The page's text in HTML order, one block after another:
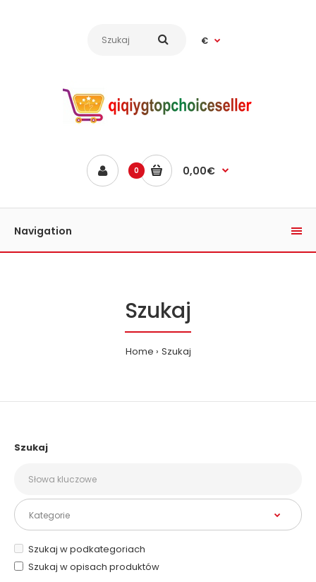
€
0 0,00€
Navigation
Szukaj
Home Szukaj
Szukaj
Szukaj w podkategoriach
Szukaj w opisach produktów